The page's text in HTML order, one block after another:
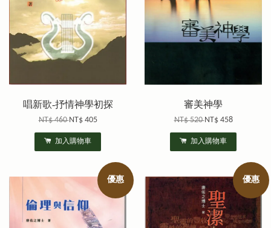
唱新歌-抒情神學初探
NT$ 460NT$ 405
加入購物車
審美神學
NT$ 520NT$ 458
加入購物車
優惠 優惠